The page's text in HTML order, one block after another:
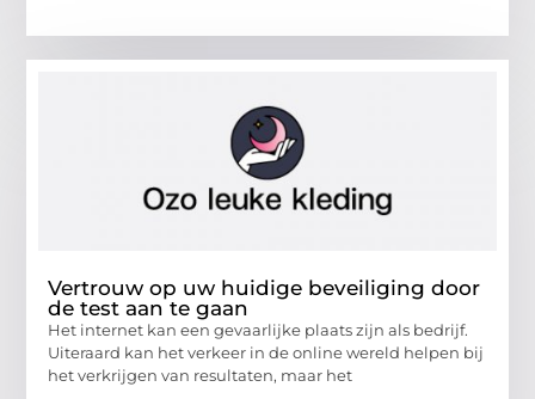
Vertrouw op uw huidige beveiliging door
de test aan te gaan
Het internet kan een gevaarlijke plaats zijn als bedrijf.
Uiteraard kan het verkeer in de online wereld helpen bij
het verkrijgen van resultaten, maar het